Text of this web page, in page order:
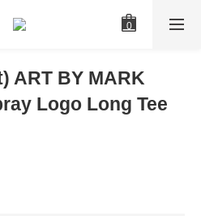
ART BY MARK
Logo Long Tee